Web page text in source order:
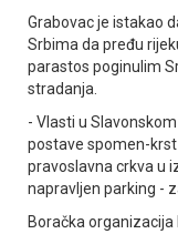
Grabovac je istakao
Srbima da pređu
parastos poginulim
stradanja.
- Vlasti u
postave spomen-
pravoslavna crkva u
napravljen parking -
Boračka organizacija